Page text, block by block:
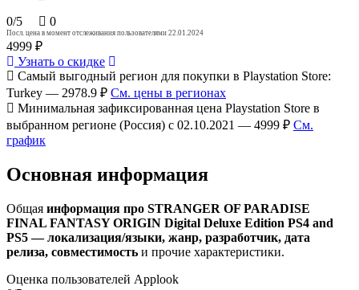
0/5
0
Посл. цена в момент отслеживания пользователями 22.01.2024
4999 ₽
Узнать о скидке
Самый выгодный регион для покупки в Playstation Store:
Turkey — 2978.9 ₽ См. цены в регионах
Минимальная зафиксированная цена Playstation Store в
выбранном регионе (Россия) с 02.10.2021 — 4999 ₽ См.
график
Основная информация
Общая информация про STRANGER OF PARADISE
FINAL FANTASY ORIGIN Digital Deluxe Edition PS4 and
PS5 — локализация/языки, жанр, разработчик, дата
релиза, совместимость и прочие характеристики.
Оценка пользователей Applook